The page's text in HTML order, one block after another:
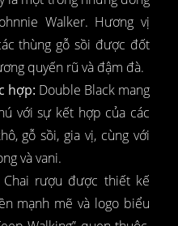
Walker. Hương vị
thùng gỗ sồi được đốt
quyến rũ và đậm đà.
hợp: Double Black mang
với sự kết hợp của các
gỗ sồi, gia vị, cùng với
và vani.
Chai rượu được thiết kế
mạnh mẽ và logo biểu